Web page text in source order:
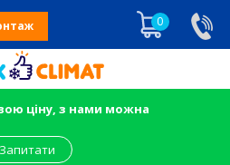
0
ціну, з нами можна
Запитати